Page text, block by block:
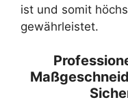
ist und somit
gewährleistet.